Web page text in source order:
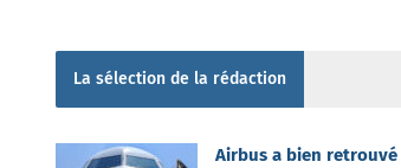
La sélection de la rédaction
Airbus a bien retrouvé